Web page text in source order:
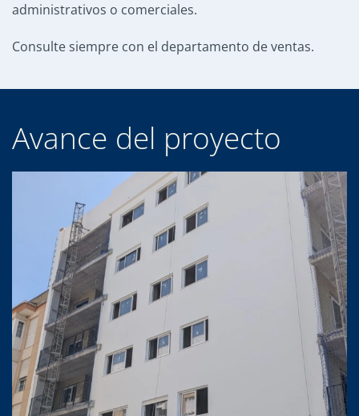
administrativos o comerciales.
Consulte siempre con el departamento de ventas.
Avance del proyecto